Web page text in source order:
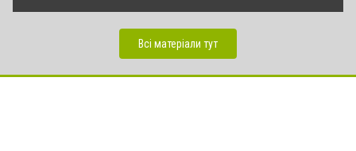
Всі матеріали тут